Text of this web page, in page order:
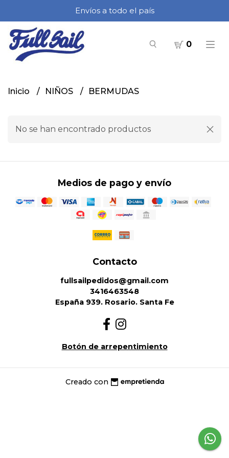
Envíos a todo el país
0
Inicio NIÑOS BERMUDAS
No se han encontrado productos
Medios de pago y envío
Contacto
fullsailpedidos@gmail.com
3416463548
España 939. Rosario. Santa Fe
Botón de arrepentimiento
Creado con